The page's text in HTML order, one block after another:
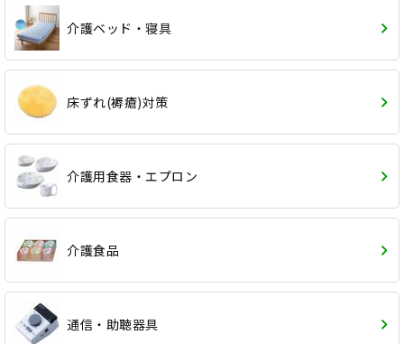
介護ベッド・寝具
床ずれ(褥瘡)対策
介護用食器・エプロン
介護食品
通信・助聴器具